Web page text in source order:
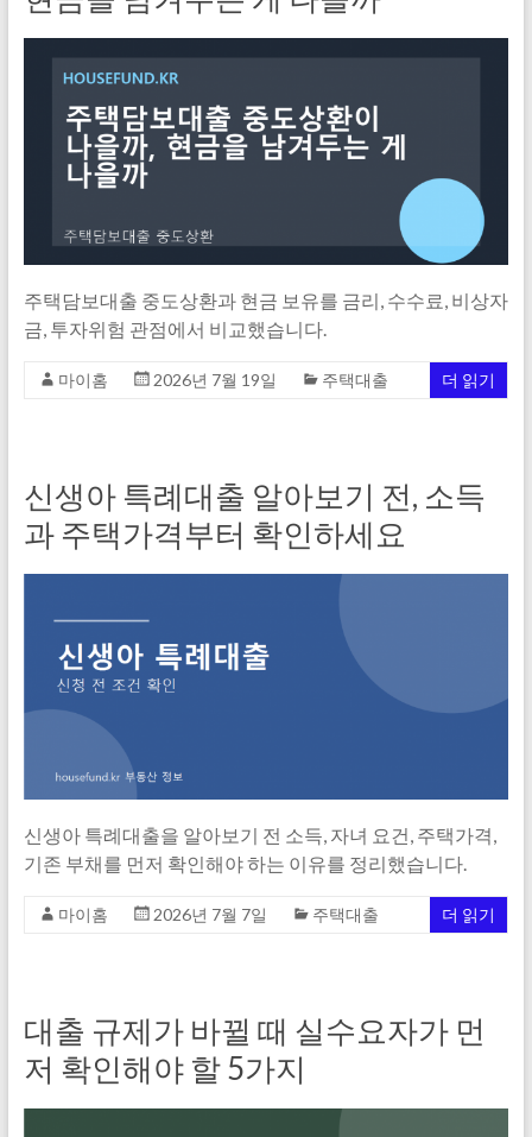
주택담보대출 중도상환과 현금 보유를 금리, 수수료, 비상자
금, 투자위험 관점에서 비교했습니다.
마이홈 2026년 7월 19일 주택대출 더 읽기
신생아 특례대출 알아보기 전, 소득
과 주택가격부터 확인하세요
신생아 특례대출을 알아보기 전 소득, 자녀 요건, 주택가격,
기존 부채를 먼저 확인해야 하는 이유를 정리했습니다.
마이홈 2026년 7월 7일 주택대출 더 읽기
대출 규제가 바뀔 때 실수요자가 먼
저 확인해야 할 5가지